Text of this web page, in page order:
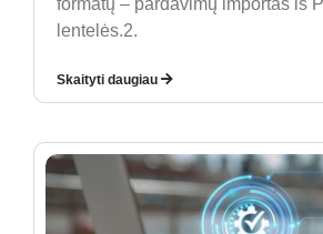
lentelės.2.
Skaityti daugiau